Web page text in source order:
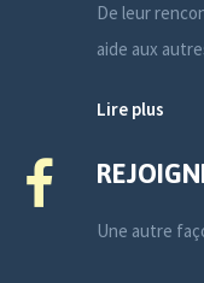
De leur
aide aux
Lire plus
Une autre